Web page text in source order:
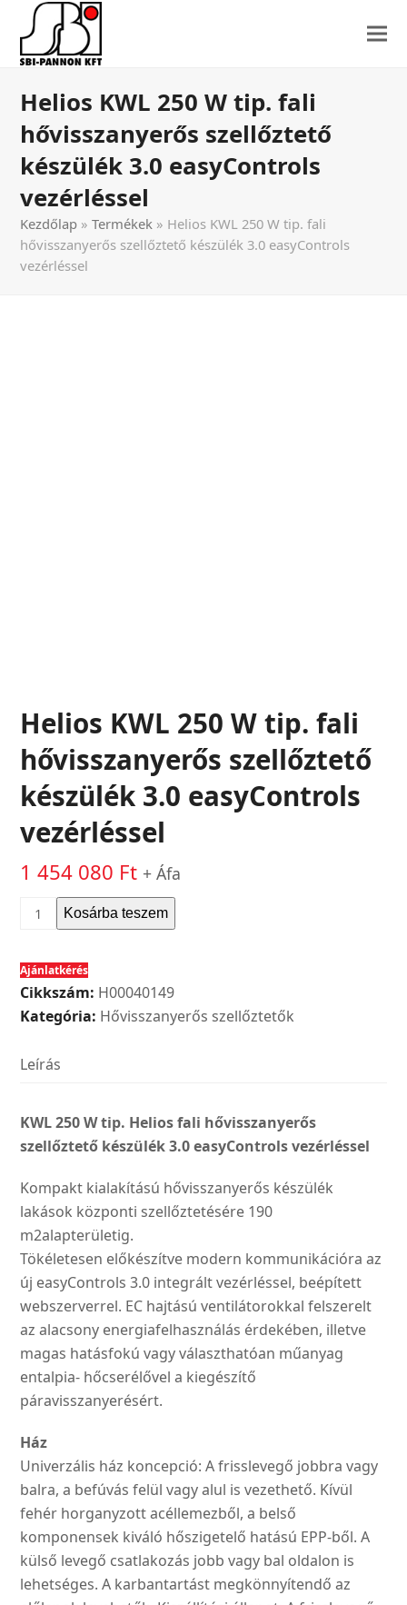
Helios KWL 250 W tip. fali
hővisszanyerős szellőztető
készülék 3.0 easyControls
vezérléssel
Kezdőlap »Termékek » Helios KWL 250 W tip. fali
hővisszanyerős szellőztető készülék 3.0 easyControls
vezérléssel
Helios KWL 250 W tip. fali
hővisszanyerős szellőztető
készülék 3.0 easyControls
vezérléssel
1 454 080 Ft + Áfa
Helios
W
tip.
fali
szellőztető
3.0
easyControls
mennyiség
Kosárba teszem
Ajánlatkérés
Cikkszám: H00040149
Kategória: Hővisszanyerős szellőztetők
Leírás
KWL 250 W tip. Helios fali hővisszanyerős
szellőztető készülék 3.0 easyControls vezérléssel
Kompakt kialakítású hővisszanyerős készülék
lakások központi szellőztetésére 190
m2alapterületig.
Tökéletesen előkészítve modern kommunikációra az
új easyControls 3.0 integrált vezérléssel, beépített
webszerverrel. EC hajtású ventilátorokkal felszerelt
az alacsony energiafelhasználás érdekében, illetve
magas hatásfokú vagy választhatóan műanyag
entalpia- hőcserélővel a kiegészítő
páravisszanyerésért.
Ház
Univerzális ház koncepció: A frisslevegő jobbra vagy
balra, a befúvás felül vagy alul is vezethető. Kívül
fehér horganyzott acéllemezből, a belső
komponensek kiváló hőszigetelő hatású EPP-ből. A
külső levegő csatlakozás jobb vagy bal oldalon is
lehetséges. A karbantartást megkönnyítendő az